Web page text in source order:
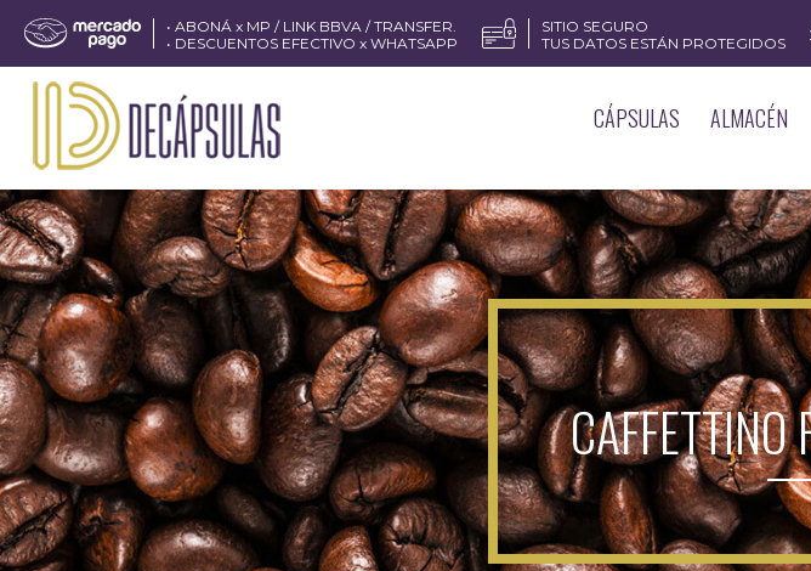
• ABONÁ x MP / LINK BBVA / TRANSFER.
• DESCUENTOS EFECTIVO x WHATSAPP
SITIO SEGURO
TUS DATOS ESTÁN PROTEGIDOS
CÁPSULAS ALMACÉN
CAFFETTINO